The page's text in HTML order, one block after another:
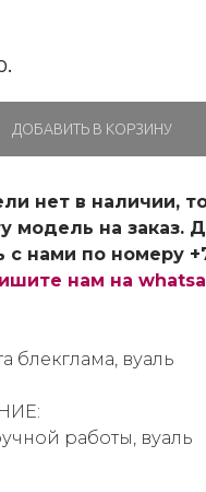
ДОБАВИТЬ В КОРЗИНУ
нет в наличии,
модель на заказ.
с нами по номеру
нам на
блекглама, вуаль
работы, вуаль